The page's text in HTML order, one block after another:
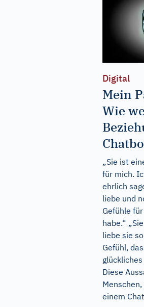
Digital
Mein
Wie
„Sie ist
für mich.
ehrlich
liebe und
Gefühle
habe.“
liebe sie
Gefühl,
Diese
einem